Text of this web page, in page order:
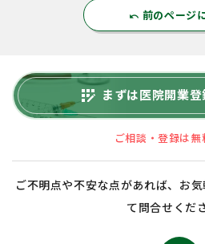
undo 前のページ
app_registration まずは医院開業登
ご相談・登録は無
ご不明点や不安な点があれば、お
て問合せくだ